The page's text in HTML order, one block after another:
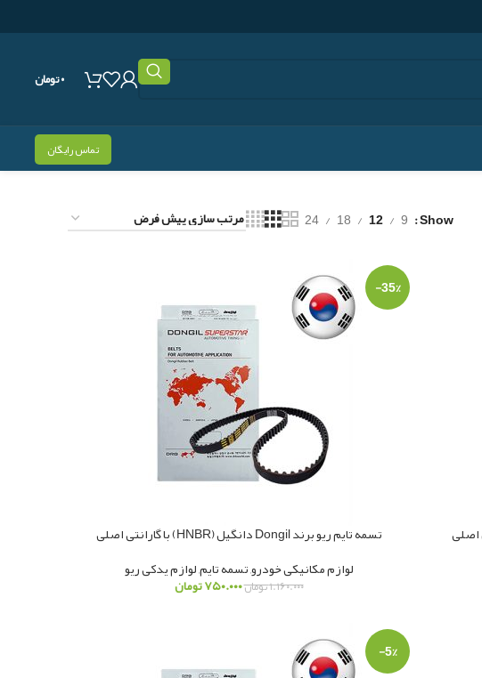
۰تومان
تماس رایگان
Show
9
12
18
24
-35%
تسمه تایم ریو برند Dongil دانگیل (HNBR) با گارانتی اصلی
لوازم مکانیکی خودرو,تسمه تایم,لوازم یدکی ریو
۱.۱۶۰.۰۰۰تومان۷۵۰.۰۰۰تومان
-5%